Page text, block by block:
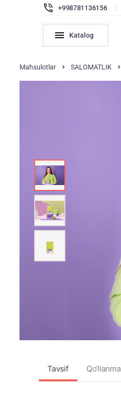
+998781136156 |
Katalog
Mahsulotlar SALOMATLIK
Tavsif Qo‘llanma